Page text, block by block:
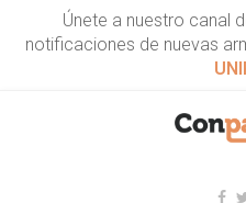
Únete a nuestro canal
notificaciones de nuevas